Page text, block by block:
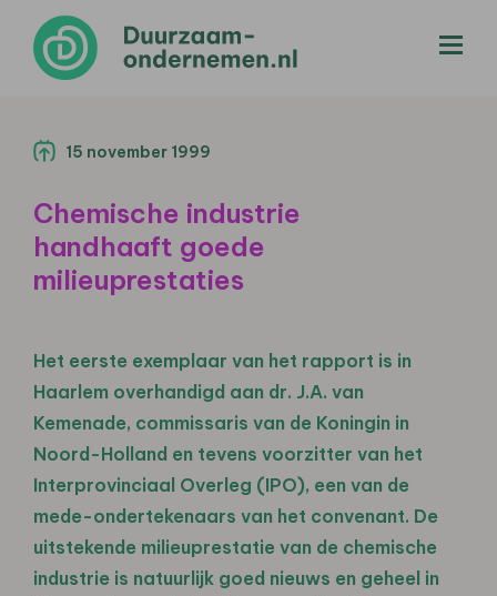
15 november 1999
Chemische industrie
handhaaft goede
milieuprestaties
Het eerste exemplaar van het rapport is in
Haarlem overhandigd aan dr. J.A. van
Kemenade, commissaris van de Koningin in
Noord-Holland en tevens voorzitter van het
Interprovinciaal Overleg (IPO), een van de
mede-ondertekenaars van het convenant. De
uitstekende milieuprestatie van de chemische
industrie is natuurlijk goed nieuws en geheel in